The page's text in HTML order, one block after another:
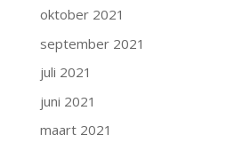
oktober 2021
september 2021
juli 2021
juni 2021
maart 2021